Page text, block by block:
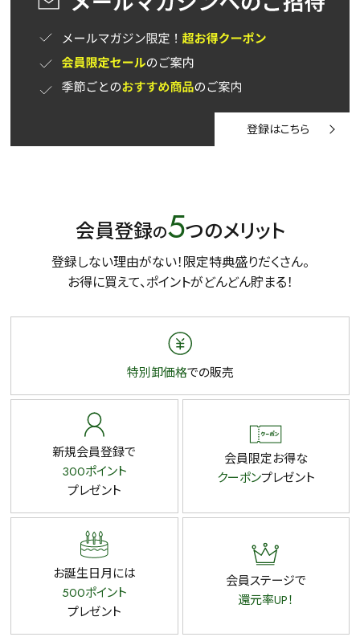
登録はこちら
会員登録の5つのメリット
登録しない理由がない！限定特典盛りだくさん。
お得に買えて、ポイントがどんどん貯まる！
特別卸価格での販売
新規会員登録で
300ポイント
プレゼント
会員限定お得な
クーポンプレゼント
お誕生日月には
500ポイント
プレゼント
会員ステージで
還元率UP！